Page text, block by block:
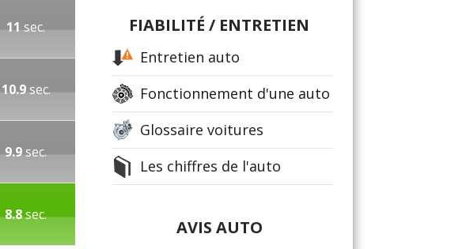
11sec.
10.9sec.
9.9sec.
8.8sec.
FIABILITÉ / ENTRETIEN
Entretien auto
Fonctionnement d'une auto
Glossaire voitures
Les chiffres de l'auto
AVIS AUTO